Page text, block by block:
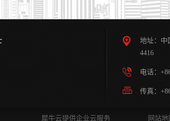
宏会长代表湖南省代理师协会向粤高赠送了纪念品。本次交流
挥优势，在管理与创新中与同行一同为解决行业的难点、痛点
网站地
犀牛云提供企业云服务
地址：中
4416
电话：
传真：